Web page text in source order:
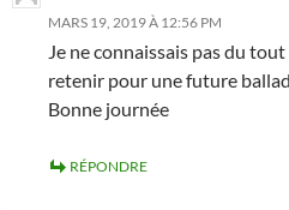
MARS 19, 2019 À 12:56 PM
Je ne connaissais pas du tout
retenir pour une future
Bonne journée
RÉPONDRE